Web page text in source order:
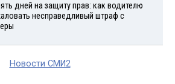
дней на защиту прав: как водителю
несправедливый штраф с
Новости СМИ2